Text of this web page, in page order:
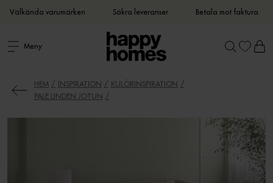
Välkända varumärken Säkra leveranser Betala mot faktura
Meny
HEM INSPIRATION
KULÖRINSPIRATION
PALE LINDEN JOTUN